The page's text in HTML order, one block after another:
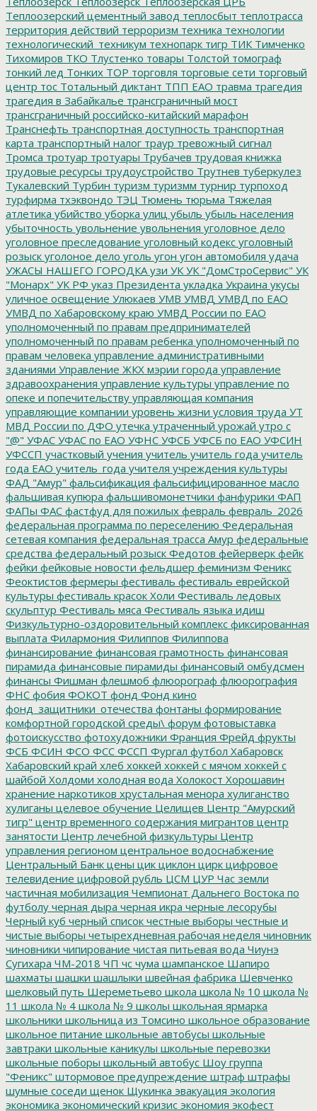
Теплоозерский цементный завод теплосбыт теплотрасса
территория действий терроризм техника технологии
технологический_техникум технопарк тигр ТИК Тимченко
Тихомиров ТКО Тлустенко товары Толстой томограф
тонкий лед Тонких ТОР торговля торговые сети торговый
центр тос Тотальный диктант ТПП ЕАО травма трагедия
трагедия в Забайкалье трансграничный мост
трансграничный российско-китайский марафон
Транснефть транспортная доступность транспортная
карта транспортный налог траур тревожный сигнал
Тромса тротуар тротуары Трубачев трудовая книжка
трудовые ресурсы трудоустройство Трутнев туберкулез
Тукалевский Турбин туризм туризмм турнир турпоход
турфирма тхэквондо ТЭЦ Тюмень тюрьма Тяжелая
атлетика убийство уборка улиц убыль убыль населения
убыточность увольнение увольнения уголовное дело
уголовное преследование уголовный кодекс уголовный
розыск уголоное дело уголь угон угон автомобиля удача
УЖАСЫ НАШЕГО ГОРОДКА узи УК УК "ДомСтроСервис" УК
"Монарх" УК РФ указ Президента укладка Украина укусы
уличное освещение Улюкаев УМВ УМВД УМВД по ЕАО
УМВД по Хабаровскому краю УМВД России по ЕАО
уполномоченный по правам предпринимателей
уполномоченный по правам ребенка уполномоченный по
правам человека управление административными
зданиями Управление ЖКХ мэрии города управление
здравоохранения управление культуры управление по
опеке и попечительству управляющая компания
управляющие компании уровень жизни условия труда УТ
МВД России по ДФО утечка утраченный урожай утро с
"@" УФАС УФАС по ЕАО УФНС УФСБ УФСБ по ЕАО УФСИН
УФССП участковый учения учитель учитель года учитель
года ЕАО учитель_года учителя учреждения культуры
ФАД "Амур" фальсификация фальсифицированное масло
фальшивая купюра фальшивомонетчики фанфурики ФАП
ФАПы ФАС фастфуд для пожилых февраль февраль_2026
федеральная программа по переселению Федеральная
сетевая компания федеральная трасса Амур федеральные
средства федеральный розыск Федотов фейерверк фейк
фейки фейковые новости фельдшер феминизм Феникс
Феоктистов фермеры фестиваль фестиваль еврейской
культуры фестиваль красок Холи Фестиваль ледовых
скульптур Фестиваль мяса Фестиваль языка идиш
Физкультурно-оздоровительный комплекс фиксированная
выплата Филармония Филиппов Филиппова
финансирование финансовая грамотность финансовая
пирамида финансовые пирамиды финансовый омбудсмен
финансы Фишман флешмоб флюорограф флюорография
ФНС фобия ФОКОТ фонд Фонд кино
фонд_защитники_отечества фонтаны формирование
комфортной городской среды\ форум фотовыставка
фотоискусство фотохудожники Франция Фрейд фрукты
ФСБ ФСИН ФСО ФСС ФССП Фургал футбол Хабаровск
Хабаровский край хлеб хоккей хоккей с мячом хоккей с
шайбой Холдоми холодная вода Холокост Хорошавин
хранение наркотиков хрустальная менора хулиганство
хулиганы целевое обучение Целищев Центр "Амурский
тигр" центр временного содержания мигрантов центр
занятости Центр лечебной физкультуры Центр
управления регионом центральное водоснабжение
Центральный Банк цены цик циклон цирк цифровое
телевидение цифровой рубль ЦСМ ЦУР Час земли
частичная мобилизация Чемпионат Дальнего Востока по
футболу черная дыра черная икра черные лесорубы
Черный куб черный список честные выборы честные и
чистые выборы четырехдневная рабочая неделя чиновник
чиновники чипирование чистая питьевая вода Чиунэ
Сугихара ЧМ-2018 ЧП чс чума шампанское Шапиро
шахматы шашки шашлыки швейная фабрика Шевченко
шелковый путь Шереметьево школа школа № 10 школа №
11 школа № 4 школа № 9 школы школьная ярмарка
школьники школьница из Томсино школьное образование
школьное питание школьные автобусы школьные
завтраки школьные каникулы школьные перевозки
школьные поборы школьный автобус Шоу группа
"Феникс" штормовое предупреждение штраф штрафы
шумные соседи щенок Щукинка эвакуация экология
экономика экономический кризис экономия экофест